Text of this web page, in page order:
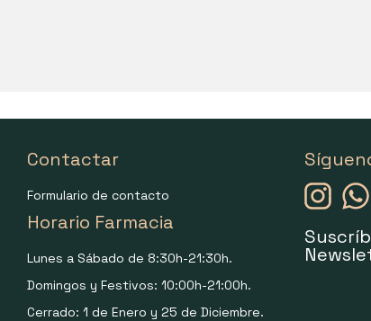
Contactar
Formulario de contacto
Horario Farmacia
Lunes a Sábado de 8:30h-21:30h.
Domingos y Festivos: 10:00h-21:00h.
Cerrado: 1 de Enero y 25 de Diciembre.